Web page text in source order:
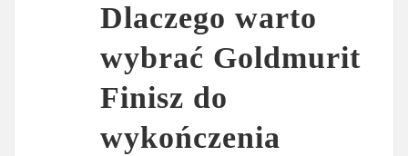
Dlaczego warto
wybrać Goldmurit
Finisz do
wykończenia